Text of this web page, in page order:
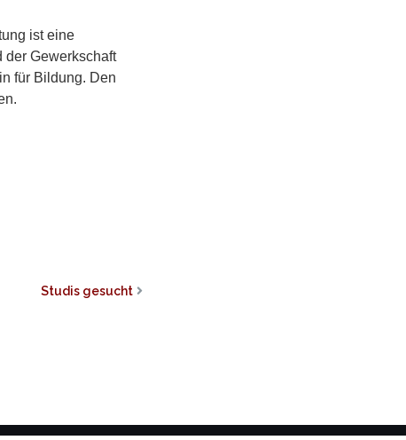
ist eine
der Gewerkschaft
für Bildung. Den
Studis gesucht